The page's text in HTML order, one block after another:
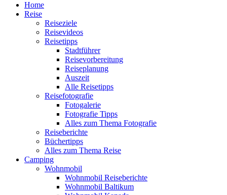
Home
Reise
Reiseziele
Reisevideos
Reisetipps
Stadtführer
Reisevorbereitung
Reiseplanung
Auszeit
Alle Reisetipps
Reisefotografie
Fotogalerie
Fotografie Tipps
Alles zum Thema Fotografie
Reiseberichte
Büchertipps
Alles zum Thema Reise
Camping
Wohnmobil
Wohnmobil Reiseberichte
Wohnmobil Baltikum